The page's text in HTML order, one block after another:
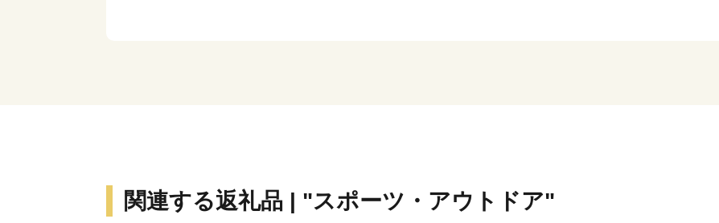
関連する返礼品 | "スポーツ・アウトドア"